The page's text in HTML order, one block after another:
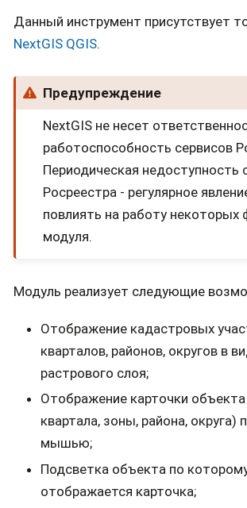
Данный инструмент присутствует
NextGIS QGIS.
Предупреждение
NextGIS не несет
работоспособность сервисов
Периодическая недоступность
Росреестра - регулярное
повлиять на работу некоторых
модуля.
Модуль реализует следующие
Отображение кадастровых
кварталов, районов, округов в
растрового слоя;
Отображение карточки объекта
квартала, зоны, района, округа)
мышью;
Подсветка объекта по
отображается карточка;